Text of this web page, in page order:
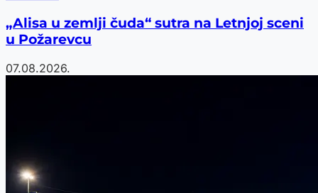
„Alisa u zemlji čuda“ sutra na Letnjoj sceni
u Požarevcu
07.08.2026.